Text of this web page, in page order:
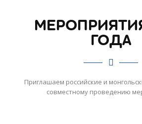
ГОДА
Приглашаем российские и
совместному проведению